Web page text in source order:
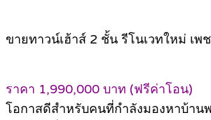
ขายทาวน์เฮ้าส์ 2 ชั้น รีโนเวทใหม่ เ
ราคา 1,990,000 บาท (ฟรีค่าโอน)
โอกาสดีสำหรับคนที่กำลังมองหาบ้าน